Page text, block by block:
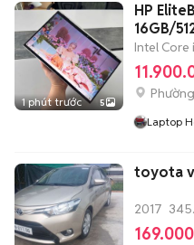
1 phút trước 5
HP
16GB/
Intel Core
Laptop
toyota
2017